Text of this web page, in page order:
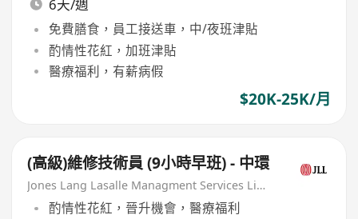
6天/週
免費膳食，員工接送車，中/夜班津貼
酌情性花紅，加班津貼
醫療福利，有薪病假
$20K-25K/月
(高級)維修技術員 (9小時早班) - 中環
Jones Lang Lasalle Managment Services Limited
酌情性花紅，晉升機會，醫療福利